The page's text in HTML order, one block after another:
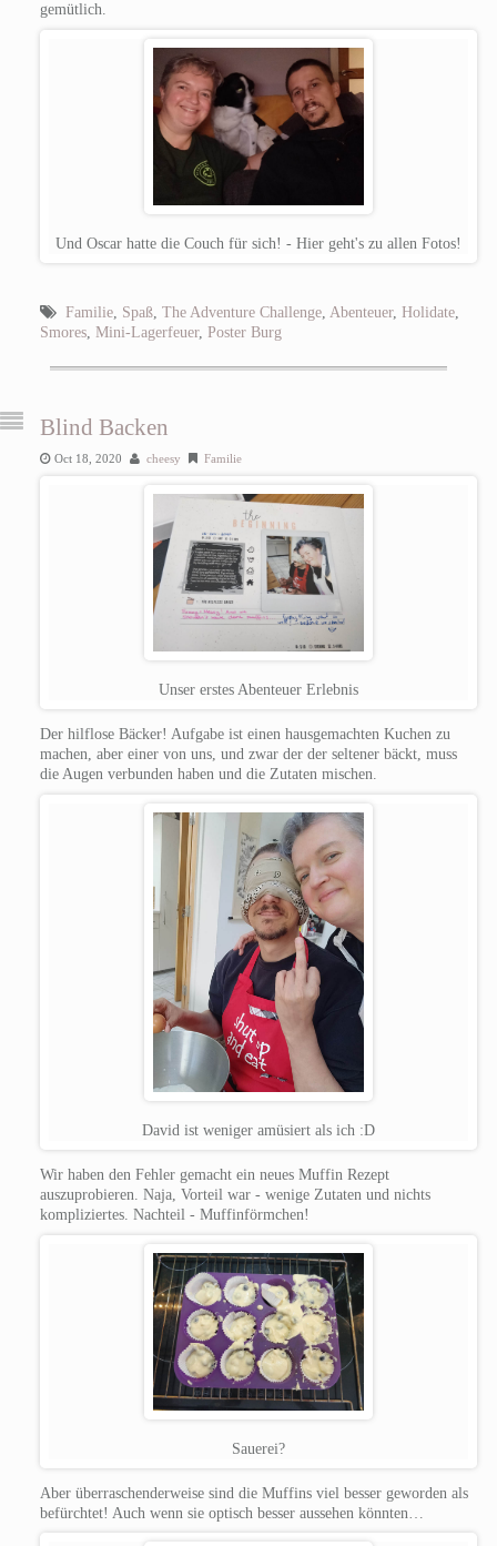
gemütlich.
Und Oscar hatte die Couch für sich! - Hier geht's zu allen Fotos!
Familie, Spaß, The Adventure Challenge, Abenteuer, Holidate,
Smores, Mini-Lagerfeuer, Poster Burg
Blind Backen
Oct 18, 2020 cheesy Familie
Unser erstes Abenteuer Erlebnis
Der hilflose Bäcker! Aufgabe ist einen hausgemachten Kuchen zu
machen, aber einer von uns, und zwar der der seltener bäckt, muss
die Augen verbunden haben und die Zutaten mischen.
David ist weniger amüsiert als ich :D
Wir haben den Fehler gemacht ein neues Muffin Rezept
auszuprobieren. Naja, Vorteil war - wenige Zutaten und nichts
kompliziertes. Nachteil - Muffinförmchen!
Sauerei?
Aber überraschenderweise sind die Muffins viel besser geworden als
befürchtet! Auch wenn sie optisch besser aussehen könnten…